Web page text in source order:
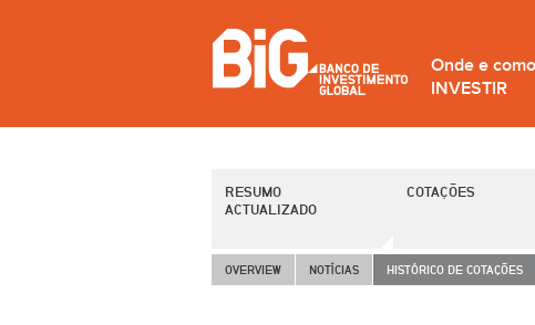
Onde e como
INVESTIR
RESUMO
ACTUALIZADO
COTAÇÕES
OVERVIEW NOTÍCIAS HISTÓRICO DE COTAÇÕES